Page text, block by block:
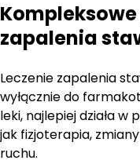
zapalenia
Leczenie zapalenia
wyłącznie do
leki, najlepiej działa w
jak fizjoterapia,
ruchu.